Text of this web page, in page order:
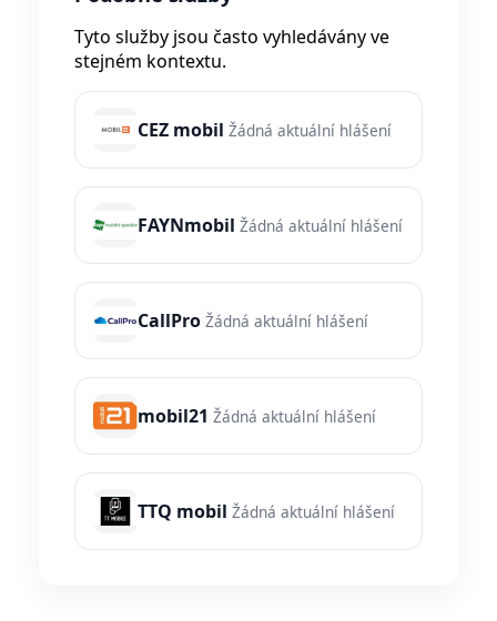
Tyto služby jsou často vyhledávány ve
stejném kontextu.
CEZ mobil Žádná aktuální hlášení
FAYNmobil Žádná aktuální hlášení
CallPro Žádná aktuální hlášení
mobil21 Žádná aktuální hlášení
TTQ mobil Žádná aktuální hlášení